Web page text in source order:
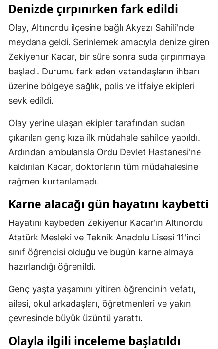
Kastamonu
Kayseri
Kocaeli
Konya
Kütahya
Manisa
Kahramanmaraş
Mardin
Muğla
Nevşehir
Niğde
Ordu
Denizde çırpınırken fark edildi
Olay, Altınordu ilçesine bağlı Akyazı Sahili'nde
meydana geldi. Serinlemek amacıyla denize giren
Zekiyenur Kacar, bir süre sonra suda çırpınmaya
başladı. Durumu fark eden vatandaşların ihbarı
üzerine bölgeye sağlık, polis ve itfaiye ekipleri
sevk edildi.
Olay yerine ulaşan ekipler tarafından sudan
çıkarılan genç kıza ilk müdahale sahilde yapıldı.
Ardından ambulansla Ordu Devlet Hastanesi'ne
kaldırılan Kacar, doktorların tüm müdahalesine
rağmen kurtarılamadı.
Karne alacağı gün hayatını kaybetti
Hayatını kaybeden Zekiyenur Kacar'ın Altınordu
Atatürk Mesleki ve Teknik Anadolu Lisesi 11'inci
sınıf öğrencisi olduğu ve bugün karne almaya
hazırlandığı öğrenildi.
Genç yaşta yaşamını yitiren öğrencinin vefatı,
ailesi, okul arkadaşları, öğretmenleri ve yakın
çevresinde büyük üzüntü yarattı.
Olayla ilgili inceleme başlatıldı